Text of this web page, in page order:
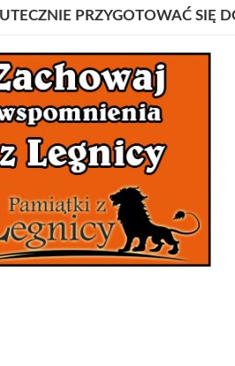
PRZYGOTOWAĆ SIĘ